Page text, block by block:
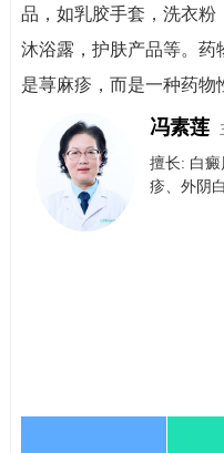
品，如乳胶手套，洗衣粉
沐浴露，护肤产品等。药
是荨麻疹，而是一种药物
冯素莲
擅长: 白
疹、外阴